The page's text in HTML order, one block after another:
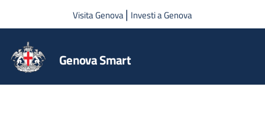
Salta al contenuto principale
Visita Genova| Investi a Genova
Genova Smart